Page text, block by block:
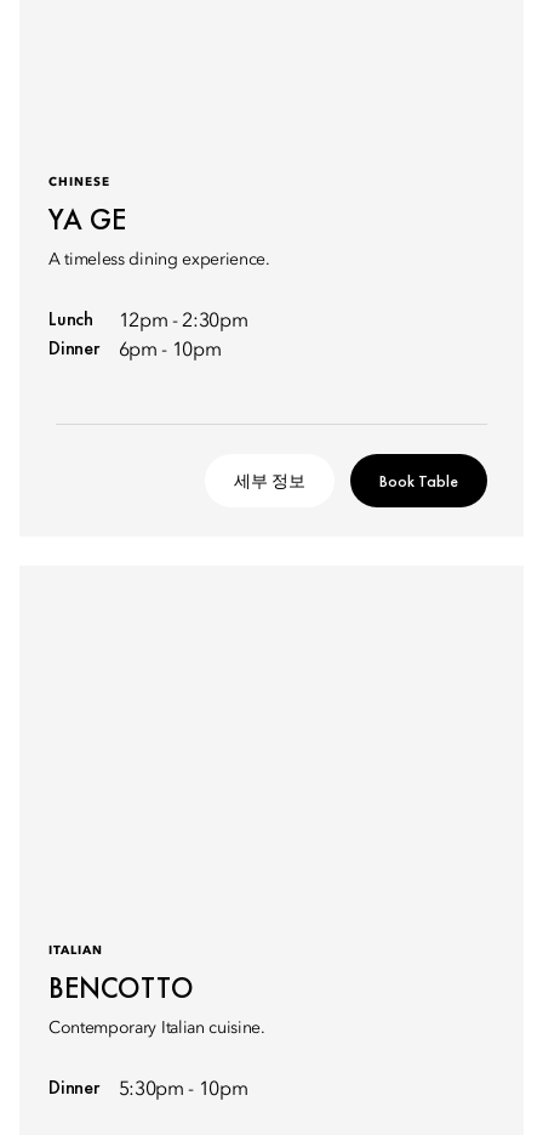
CHINESE
YA GE
A timeless dining experience.
Lunch 12pm - 2:30pm
Dinner 6pm - 10pm
세부 정보 Book Table
ITALIAN
BENCOTTO
Contemporary Italian cuisine.
Dinner 5:30pm - 10pm